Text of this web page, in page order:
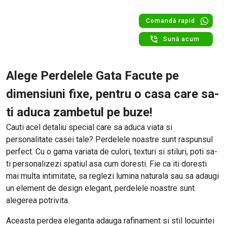
Comandă rapid
Sună acum
Alege Perdelele Gata Facute pe
dimensiuni fixe, pentru o casa care sa-
ti aduca zambetul pe buze!
Cauti acel detaliu special care sa aduca viata si
personalitate casei tale? Perdelele noastre sunt raspunsul
perfect. Cu o gama variata de culori, texturi si stiluri, poti sa-
ti personalizezi spatiul asa cum doresti. Fie ca iti doresti
mai multa intimitate, sa reglezi lumina naturala sau sa adaugi
un element de design elegant, perdelele noastre sunt
alegerea potrivita.
Aceasta perdea eleganta adauga rafinament si stil locuintei